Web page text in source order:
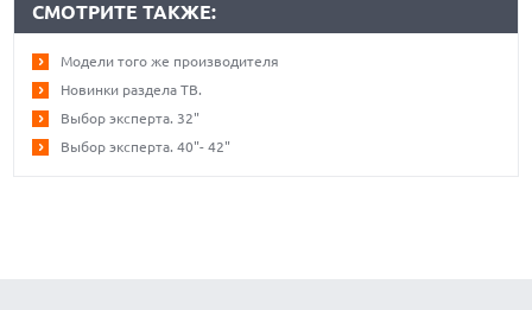
СМОТРИТЕ ТАКЖЕ:
Модели того же производителя
Новинки раздела ТВ.
Выбор эксперта. 32"
Выбор эксперта. 40"- 42"